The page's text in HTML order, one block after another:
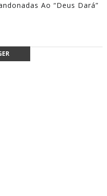
Ao “Deus Dará”